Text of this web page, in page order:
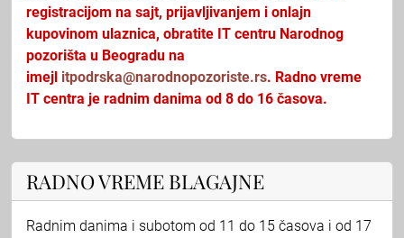
registracijom na sajt, prijavljivanjem i onlajn
kupovinom ulaznica, obratite IT centru Narodnog
pozorišta u Beogradu na
imejl itpodrska@narodnopozoriste.rs. Radno vreme
IT centra je radnim danima od 8 do 16 časova.
RADNO VREME BLAGAJNE
Radnim danima i subotom od 11 do 15 časova i od 17